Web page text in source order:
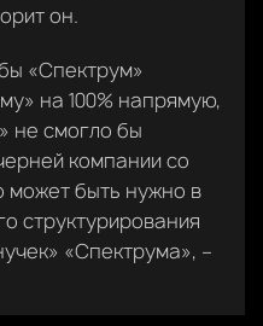
он.
«Спектрум»
на 100% напрямую,
не смогло бы
компании со
может быть нужно в
структурирования
«Спектрума», –